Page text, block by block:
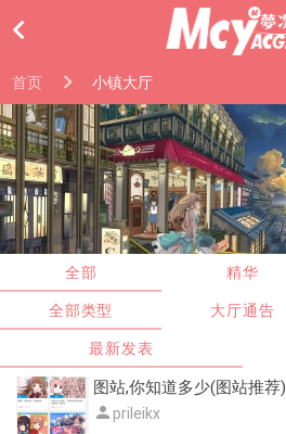

首页 小镇大厅
全部 精华
全部类型
大厅通告
最新发表
图站,你知道多少(图站推荐)
 prileikx